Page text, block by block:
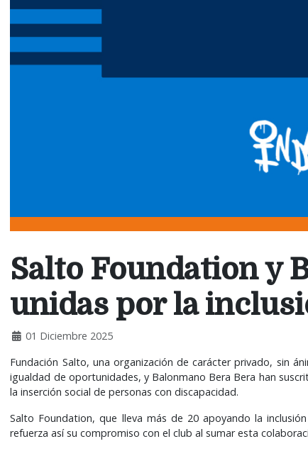
Salto Foundation y
unidas por la
01 Diciembre 2025
Fundación Salto, una organización de carácter privado, sin
igualdad de oportunidades, y Balonmano Bera Bera han
la inserción social de personas con discapacidad.
Salto Foundation, que lleva más de 20 apoyando la
refuerza así su compromiso con el club al sumar esta